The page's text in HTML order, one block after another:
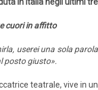
cuori in affitto
userei una sola
posto giusto».
teatrale, vive in